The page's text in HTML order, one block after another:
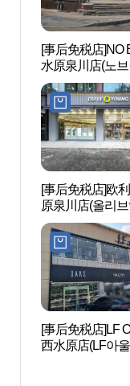
[事后免税店]NO
水原泉川店(노
원천천점)
[事后免税店]欧
原泉川店(올리
천천점)
[事后免税店]LF
西水原店(LF아